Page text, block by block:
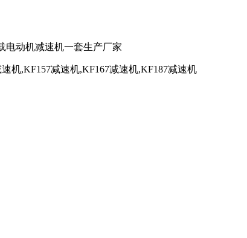
电动机减速机一套生产厂家
机,KF157减速机,KF167减速机,KF187减速机